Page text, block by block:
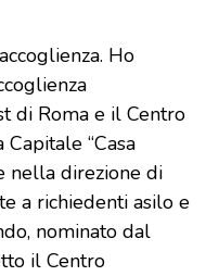
Ho
di Roma e il Centro
Capitale “Casa
nella direzione di
a richiedenti asilo e
nominato dal
il Centro